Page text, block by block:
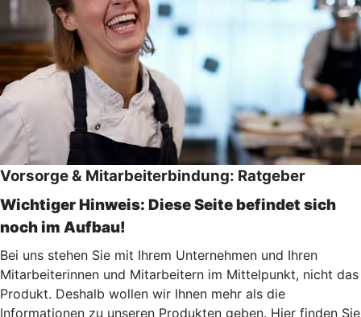
Vorsorge & Mitarbeiterbindung: Ratgeber
Wichtiger Hinweis: Diese Seite befindet sich
noch im Aufbau!
Bei uns stehen Sie mit Ihrem Unternehmen und Ihren
Mitarbeiterinnen und Mitarbeitern im Mittelpunkt, nicht das
Produkt. Deshalb wollen wir Ihnen mehr als die
Informationen zu unseren Produkten geben. Hier finden Sie